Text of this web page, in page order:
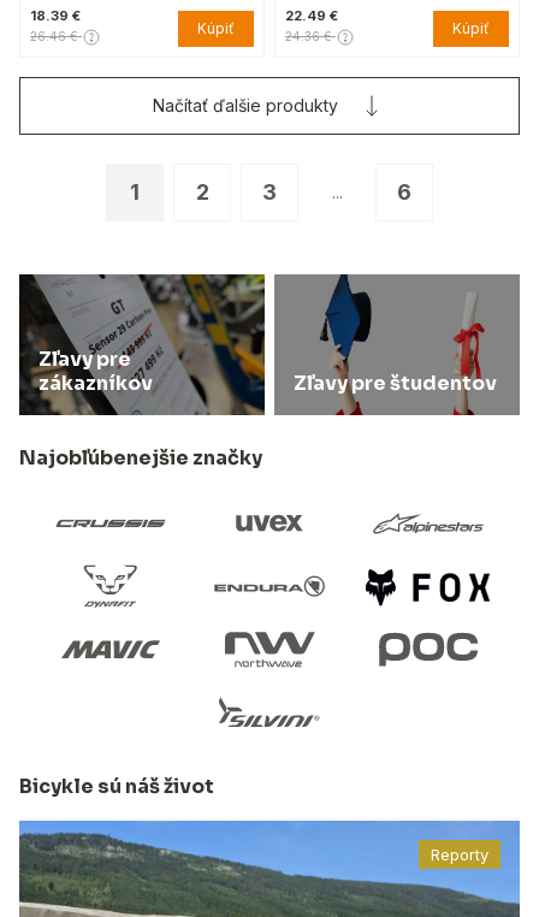
18.39 €
26.46 € Kúpiť
22.49 €
24.36 € Kúpiť
1 2 3 ... 6
Načítať ďalšie produkty
Zľavy pre
zákazníkov
Zľavy pre študentov
Najobľúbenejšie značky
Bicykle sú náš život
Reporty